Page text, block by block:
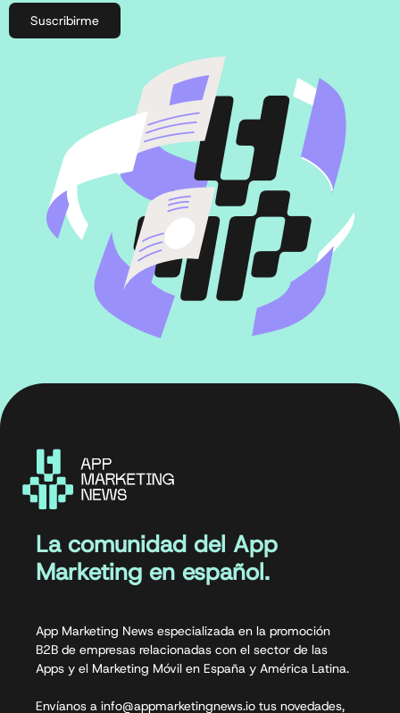
Suscribirme
La comunidad del App
Marketing en español.
App Marketing News especializada en la promoción
B2B de empresas relacionadas con el sector de las
Apps y el Marketing Móvil en España y América Latina.
Envíanos a info@appmarketingnews.io tus novedades,